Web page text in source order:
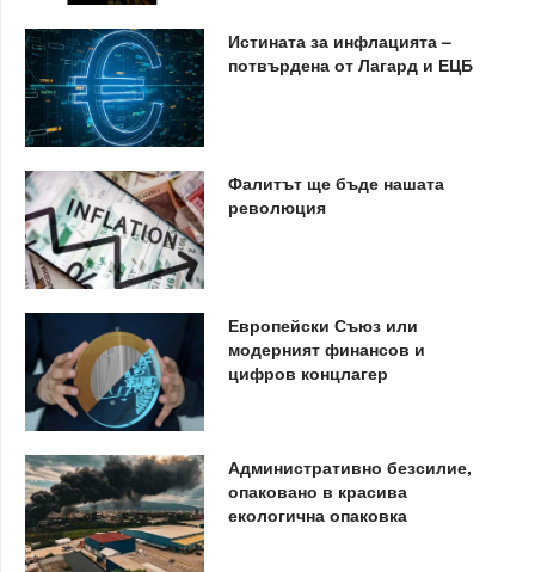
Истината за инфлацията –
потвърдена от Лагард и ЕЦБ
Фалитът ще бъде нашата
революция
Европейски Съюз или
модерният финансов и
цифров концлагер
Административно безсилие,
опаковано в красива
екологична опаковка